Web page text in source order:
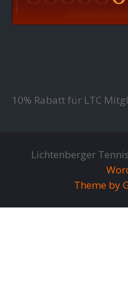
10% Rabatt für LTC
Lichtenberger
Theme by